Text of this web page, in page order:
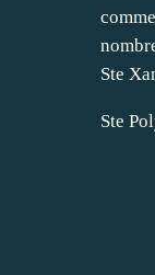
Ste
Ste